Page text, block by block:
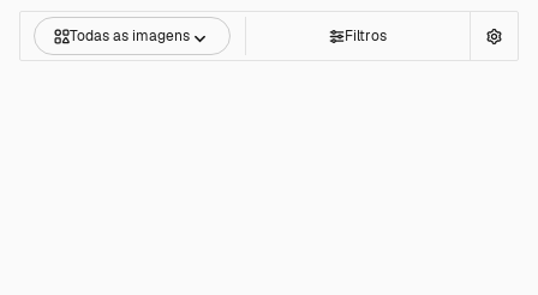
Todas as imagens Filtros